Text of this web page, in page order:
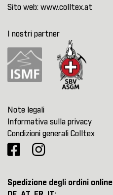
Sito web: www.colltex.at
I nostri partner
Note legali
Informativa sulla privacy
Condizioni generali Colltex
Spedizione degli ordini online